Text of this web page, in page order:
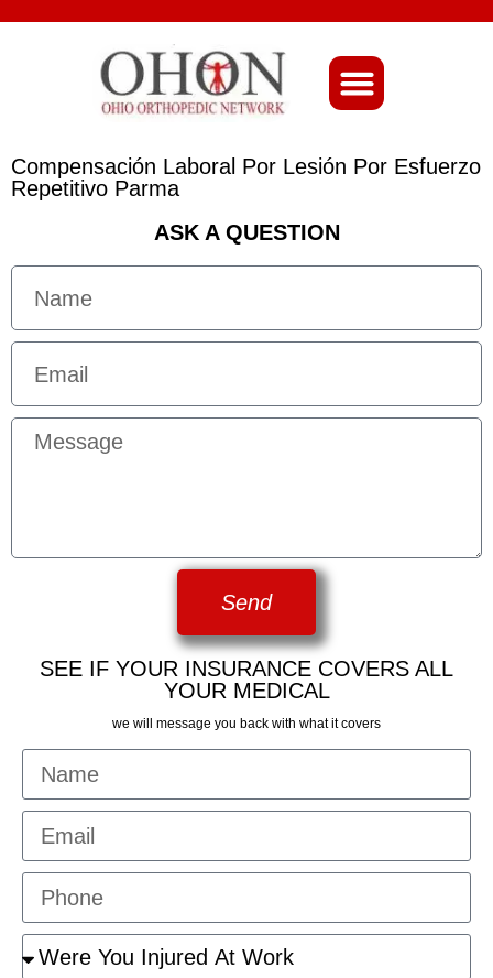
Compensación Laboral Por Lesión Por Esfuerzo
Repetitivo Parma
ASK A QUESTION
Send
SEE IF YOUR INSURANCE COVERS ALL
YOUR MEDICAL
we will message you back with what it covers